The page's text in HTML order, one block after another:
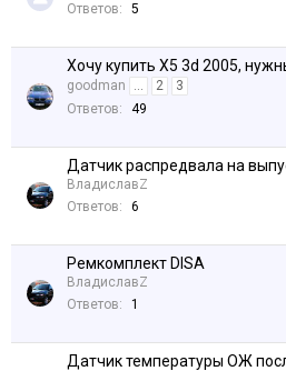
Ответов:
5
Хочу купить X5 3d 2005,
goodman ... 2
3
Ответов:
49
Датчик распредвала на
ВладиславZ
Ответов:
6
Ремкомплект DISA
ВладиславZ
Ответов:
1
Датчик температуры ОЖ